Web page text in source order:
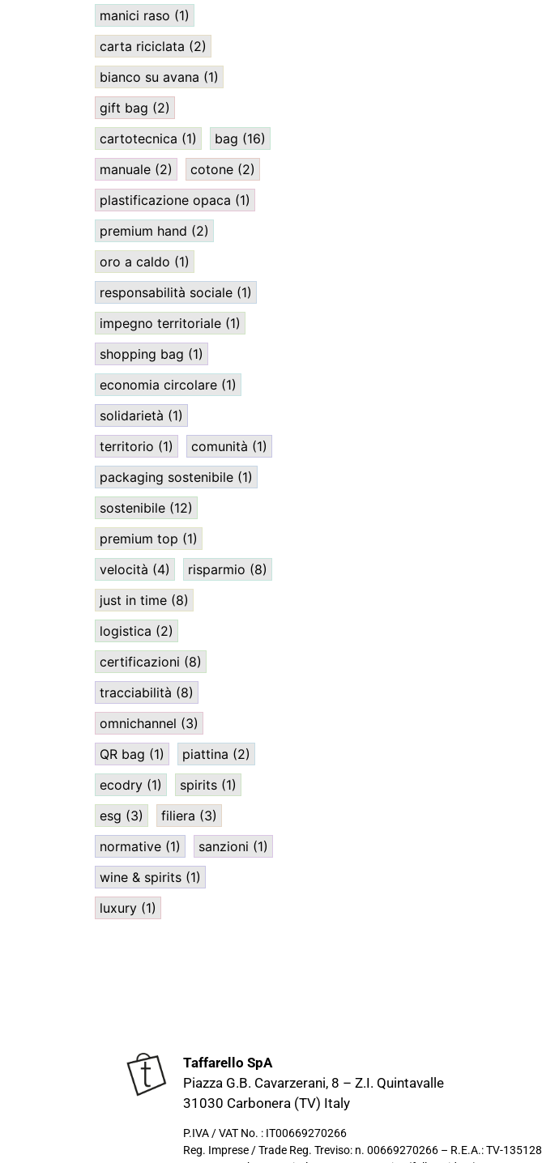
manici raso (1)
carta riciclata (2)
bianco su avana (1)
gift bag (2)
cartotecnica (1) bag (16)
manuale (2) cotone (2)
plastificazione opaca (1)
premium hand (2)
oro a caldo (1)
responsabilità sociale (1)
impegno territoriale (1)
shopping bag (1)
economia circolare (1)
solidarietà (1)
territorio (1) comunità (1)
packaging sostenibile (1)
sostenibile (12)
premium top (1)
velocità (4) risparmio (8)
just in time (8)
logistica (2)
certificazioni (8)
tracciabilità (8)
omnichannel (3)
QR bag (1) piattina (2)
ecodry (1) spirits (1)
esg (3) filiera (3)
normative (1) sanzioni (1)
wine & spirits (1)
luxury (1)
Taffarello SpA
Piazza G.B. Cavarzerani, 8 – Z.I. Quintavalle
31030 Carbonera (TV) Italy
P.IVA / VAT No. : IT00669270266
Reg. Imprese / Trade Reg. Treviso: n. 00669270266 – R.E.A.: TV-135128